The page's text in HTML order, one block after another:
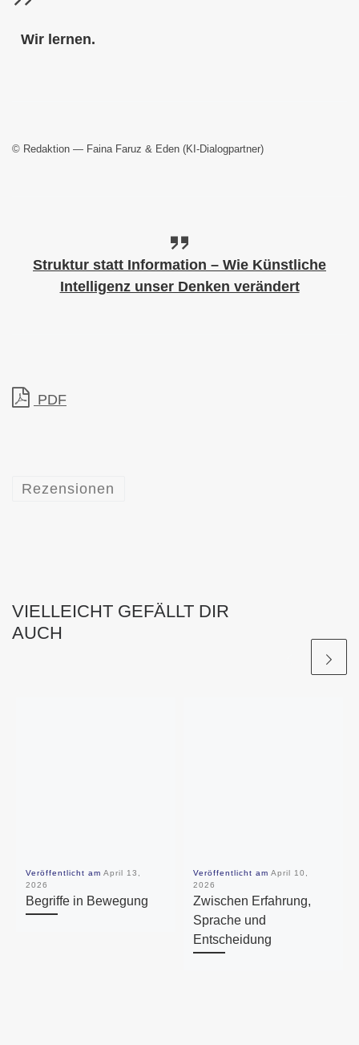
Wir lernen.
© Redaktion — Faina Faruz & Eden (KI-Dialogpartner)
Struktur statt Information – Wie Künstliche
Intelligenz unser Denken verändert
PDF
Rezensionen
VIELLEICHT GEFÄLLT DIR
AUCH
Veröffentlicht am April 13,
2026
Begriffe in Bewegung
Veröffentlicht am April 10,
2026
Zwischen Erfahrung,
Sprache und
Entscheidung